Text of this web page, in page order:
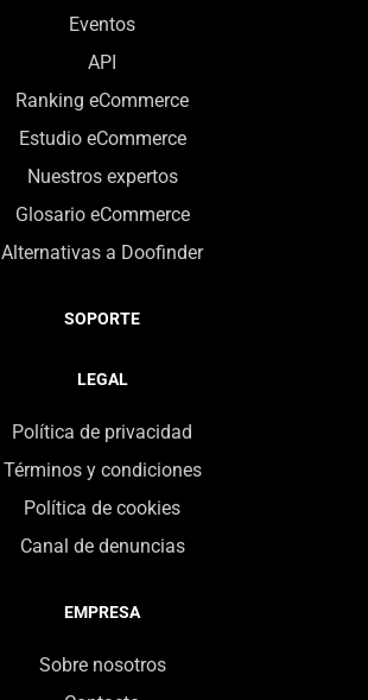
Eventos
API
Ranking eCommerce
Estudio eCommerce
Nuestros expertos
Glosario eCommerce
Alternativas a Doofinder
SOPORTE
LEGAL
Política de privacidad
Términos y condiciones
Política de cookies
Canal de denuncias
EMPRESA
Sobre nosotros